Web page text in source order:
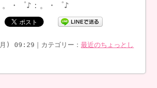
・゜♪：。・゜♪
) 09:29｜カテゴリー：最近のちょっとし